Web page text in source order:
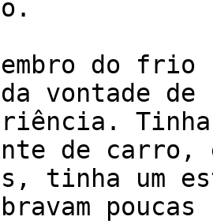
vontade de
Tinha
de carro,
tinha um